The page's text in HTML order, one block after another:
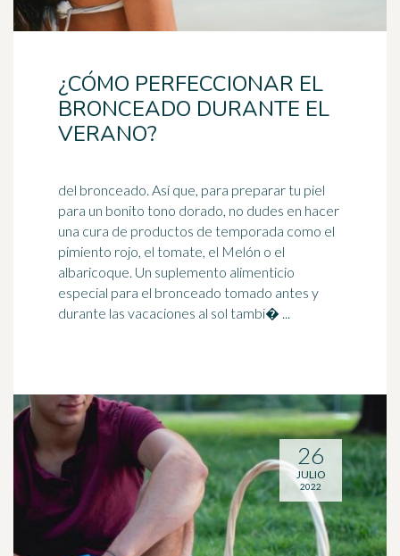
¿CÓMO PERFECCIONAR EL
BRONCEADO DURANTE EL
VERANO?
del bronceado. Así que, para preparar tu piel
para un bonito tono dorado, no dudes en hacer
una cura de productos de temporada como el
pimiento rojo, el tomate, el Melón o el
albaricoque. Un suplemento alimenticio
especial para el bronceado tomado antes y
durante las vacaciones al sol tambi� ...
26
JULIO
2022